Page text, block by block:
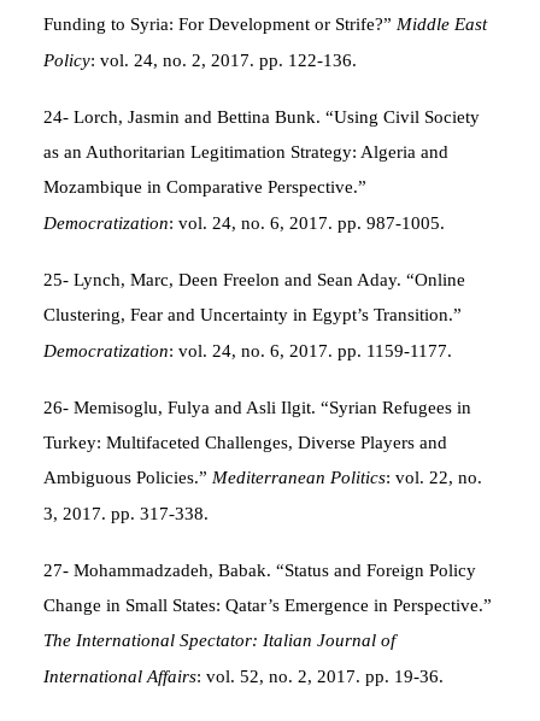
Funding to Syria: For Development or Strife?” Middle East
Policy: vol. 24, no. 2, 2017. pp. 122-136.
24- Lorch, Jasmin and Bettina Bunk. “Using Civil Society
as an Authoritarian Legitimation Strategy: Algeria and
Mozambique in Comparative Perspective.”
Democratization: vol. 24, no. 6, 2017. pp. 987-1005.
25- Lynch, Marc, Deen Freelon and Sean Aday. “Online
Clustering, Fear and Uncertainty in Egypt’s Transition.”
Democratization: vol. 24, no. 6, 2017. pp. 1159-1177.
26- Memisoglu, Fulya and Asli Ilgit. “Syrian Refugees in
Turkey: Multifaceted Challenges, Diverse Players and
Ambiguous Policies.” Mediterranean Politics: vol. 22, no.
3, 2017. pp. 317-338.
27- Mohammadzadeh, Babak. “Status and Foreign Policy
Change in Small States: Qatar’s Emergence in Perspective.”
The International Spectator: Italian Journal of
International Affairs: vol. 52, no. 2, 2017. pp. 19-36.